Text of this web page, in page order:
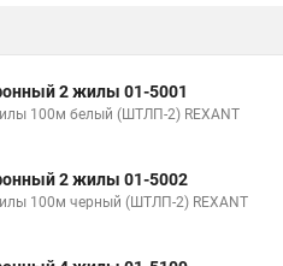
2 жилы 01-5001
100м белый (ШТЛП-2) REXANT
2 жилы 01-5002
100м черный (ШТЛП-2) REXANT